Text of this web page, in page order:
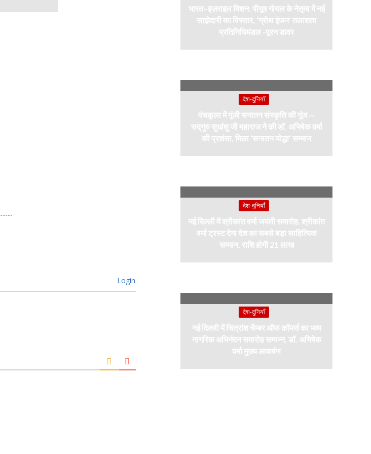
Login
भारत–इज़राइल मिशन: पीयूष गोयल के नेतृत्व में नई
साझेदारी का विस्तार, ‘ग्रोथ इंजन’ तलाशता
प्रतिनिधिमंडल -पूरन डावर
देश-दुनियाँ
पंचकूला में गूंजी सनातन संस्कृति की गूंज —
सद्गुरु सुधांशु जी महाराज ने की डॉ. अभिषेक वर्मा
की प्रशंसा, मिला ‘सनातन योद्धा’ सम्मान
देश-दुनियाँ
नई दिल्ली में श्रीकांत वर्मा जयंती समारोह, श्रीकांत
वर्मा ट्रस्ट देगा देश का सबसे बड़ा साहित्यिक
सम्मान, राशि होगी 21 लाख
देश-दुनियाँ
नई दिल्ली में चित्रांश चैम्बर ऑफ कॉमर्स का भव्य
नागरिक अभिनंदन समारोह सम्पन्न, डॉ. अभिषेक
वर्मा मुख्य आकर्षण